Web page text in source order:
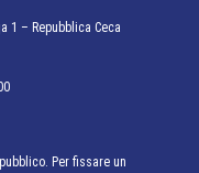
1 – Repubblica Ceca
Per fissare un